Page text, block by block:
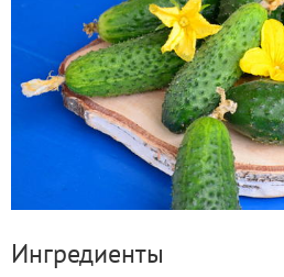
Ингредиенты